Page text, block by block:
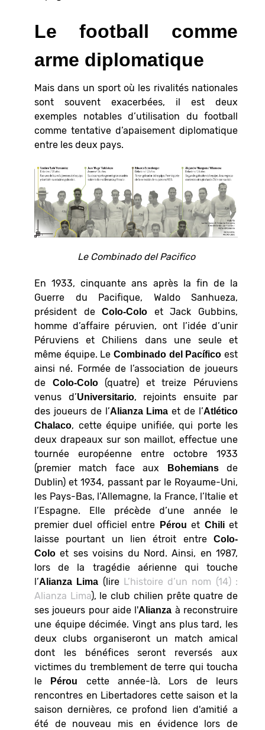
Le football comme
arme diplomatique
Mais dans un sport où les rivalités nationales
sont souvent exacerbées, il est deux
exemples notables d’utilisation du football
comme tentative d’apaisement diplomatique
entre les deux pays.
Le Combinado del Pacifico
En 1933, cinquante ans après la fin de la
Guerre du Pacifique, Waldo Sanhueza,
président deColo-Colo et Jack Gubbins,
homme d’affaire péruvien, ont l’idée d’unir
Péruviens et Chiliens dans une seule et
même équipe. Le Combinado del Pacífico est
ainsi né. Formée de l’association de joueurs
de Colo-Colo(quatre) et treize Péruviens
venus d’Universitario, rejoints ensuite par
des joueurs de l’Alianza Lima et de l’Atlético
Chalaco, cette équipe unifiée, qui porte les
deux drapeaux sur son maillot, effectue une
tournée européenne entre octobre 1933
(premier match face aux
Bohemiansde
Dublin) et 1934, passant par le Royaume-Uni,
les Pays-Bas, l’Allemagne, la France, l’Italie et
l’Espagne. Elle précède d’une année le
premier duel officiel entre
Pérou et Chiliet
laisse pourtant un lien étroit entre Colo-
Colo et ses voisins du Nord. Ainsi, en 1987,
lors de la tragédie aérienne qui touche
l’Alianza Lima (lire L’histoire d’un nom (14) :
Alianza Lima), le club chilien prête quatre de
ses joueurs pour aide l'Alianza à reconstruire
une équipe décimée. Vingt ans plus tard, les
deux clubs organiseront un match amical
dont les bénéfices seront reversés aux
victimes du tremblement de terre qui toucha
le
Pérou
cette année-là. Lors de leurs
rencontres en Libertadores cette saison et la
saison dernières, ce profond lien d'amitié a
été de nouveau mis en évidence lors de